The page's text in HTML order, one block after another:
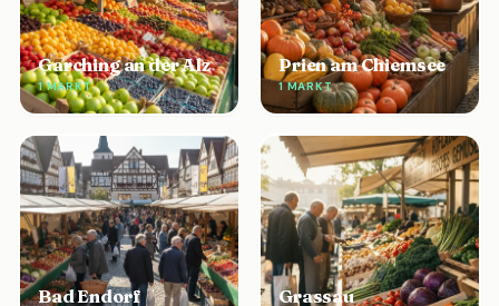
Garching an der Alz
1 MARKT
Prien am Chiemsee
1 MARKT
Bad Endorf Grassau